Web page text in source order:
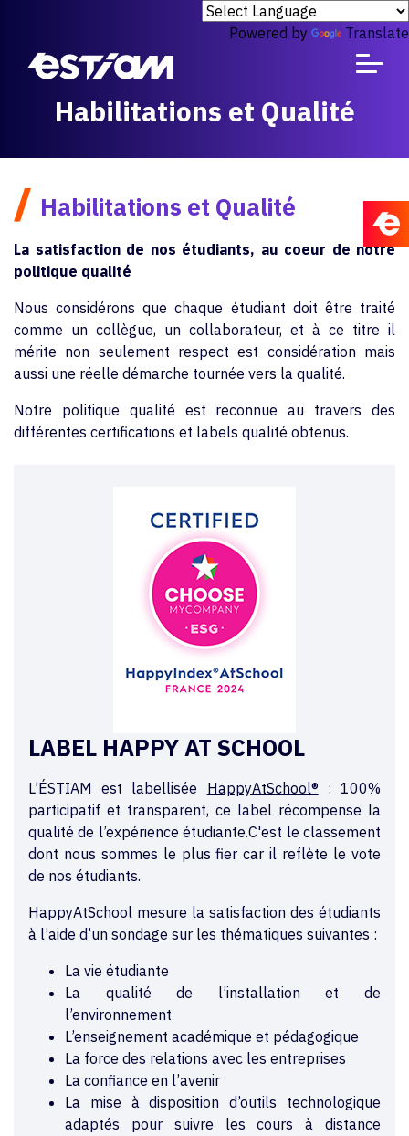
Powered by Translate
Habilitations et Qualité
/ Habilitations et Qualité
La satisfaction de nos étudiants, au coeur de notre
politique qualité
Nous considérons que chaque étudiant doit être traité
comme un collègue, un collaborateur, et à ce titre il
mérite non seulement respect est considération mais
aussi une réelle démarche tournée vers la qualité.
Notre politique qualité est reconnue au travers des
différentes certifications et labels qualité obtenus.
LABEL HAPPY AT SCHOOL
L’ÉSTIAM est labellisée HappyAtSchool® : 100%
participatif et transparent, ce label récompense la
qualité de l’expérience étudiante.C'est le classement
dont nous sommes le plus fier car il reflète le vote
de nos étudiants.
HappyAtSchool mesure la satisfaction des étudiants
à l’aide d’un sondage sur les thématiques suivantes :
La vie étudiante
La qualité de l’installation et de
l’environnement
L’enseignement académique et pédagogique
La force des relations avec les entreprises
La confiance en l’avenir
La mise à disposition d’outils technologique
adaptés pour suivre les cours à distance